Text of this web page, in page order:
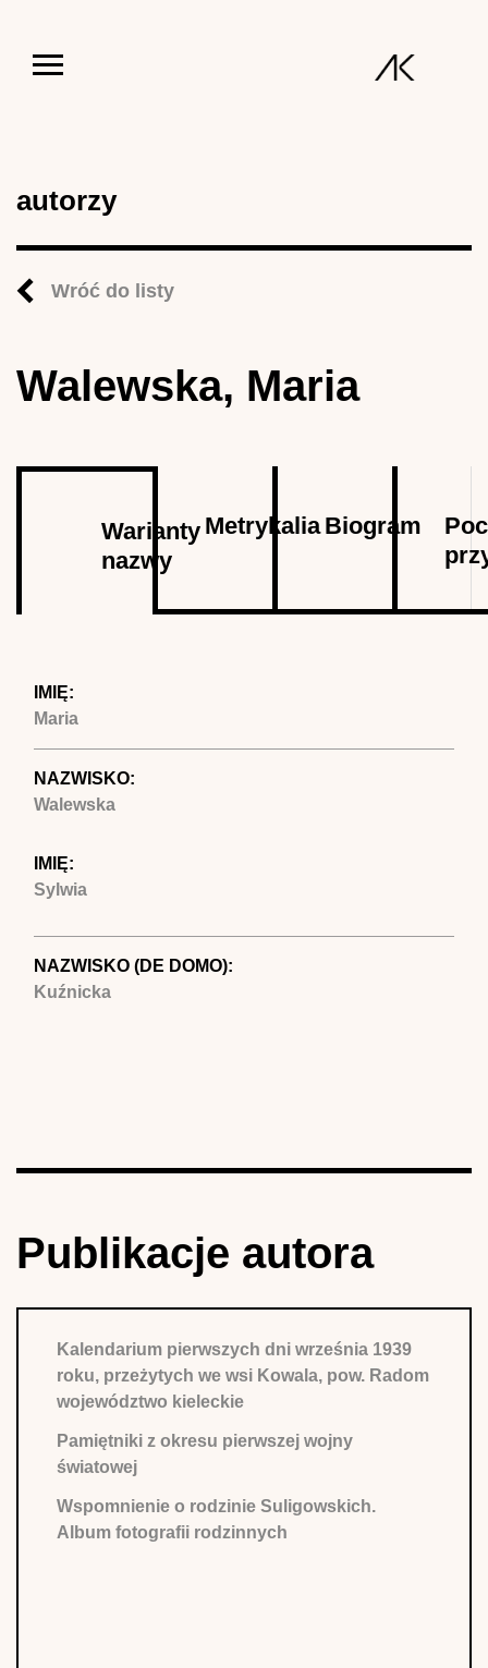
autorzy
Wróć do listy
Walewska, Maria
Warianty
nazwy
karta)
MetrykaliaBiogram
IMIĘ:
Maria
NAZWISKO:
Walewska
IMIĘ:
Sylwia
NAZWISKO (DE DOMO):
Kuźnicka
Publikacje autora
Kalendarium pierwszych dni września 1939
roku, przeżytych we wsi Kowala, pow. Radom
województwo kieleckie
Pamiętniki z okresu pierwszej wojny
światowej
Wspomnienie o rodzinie Suligowskich.
Album fotografii rodzinnych